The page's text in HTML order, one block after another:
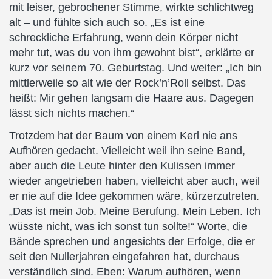
mit leiser, gebrochener Stimme, wirkte schlichtweg
alt – und fühlte sich auch so. „Es ist eine
schreckliche Erfahrung, wenn dein Körper nicht
mehr tut, was du von ihm gewohnt bist“, erklärte er
kurz vor seinem 70. Geburtstag. Und weiter: „Ich bin
mittlerweile so alt wie der Rock’n’Roll selbst. Das
heißt: Mir gehen langsam die Haare aus. Dagegen
lässt sich nichts machen.“
Trotzdem hat der Baum von einem Kerl nie ans
Aufhören gedacht. Vielleicht weil ihn seine Band,
aber auch die Leute hinter den Kulissen immer
wieder angetrieben haben, vielleicht aber auch, weil
er nie auf die Idee gekommen wäre, kürzerzutreten.
„Das ist mein Job. Meine Berufung. Mein Leben. Ich
wüsste nicht, was ich sonst tun sollte!“ Worte, die
Bände sprechen und angesichts der Erfolge, die er
seit den Nullerjahren eingefahren hat, durchaus
verständlich sind. Eben: Warum aufhören, wenn